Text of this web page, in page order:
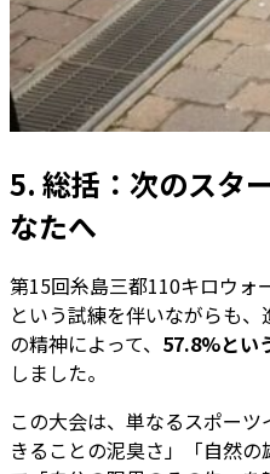
5. 総括：次のスタ
なたへ
第15回糸島三都110キロウォ
という試練を伴いながらも
の精神によって、 57.8%とい
しました。
この大会は、単なるスポー
きることの泥臭さ」「自然